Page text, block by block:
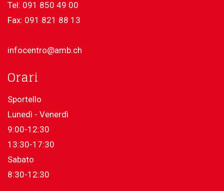
Tel: 091 850 49 00
Fax: 091 821 88 13
infocentro@amb.ch
Orari
Sportello
Lunedì - Venerdì
9:00-12:30
13:30-17:30
Sabato
8:30-12:30